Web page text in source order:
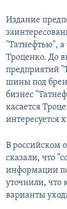
Издание
"Татнефтью", а
Троценко. До
предприятий
шины под
бизнес
касается
интересуется
В российском
сказали, что
информации
уточнили, что
варианты